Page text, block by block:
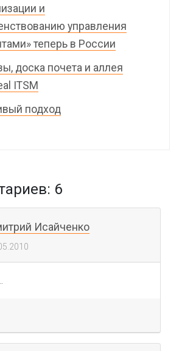
и
управления
теперь в России
доска почета и аллея
ITSM
подход
6
Исайченко